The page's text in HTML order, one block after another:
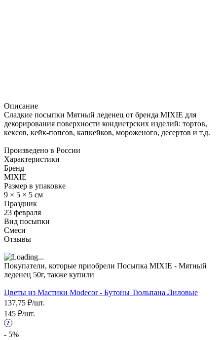
Описание
Сладкие посыпки Мятный леденец от бренда MIXIE для
декорирования поверхности кондиетрских изделий: тортов,
кексов, кейк-попсов, капкейков, мороженого, десертов и т.д.
Произведено в России
Характеристики
Бренд
MIXIE
Размер в упаковке
9 × 5 × 5 см
Праздник
23 февраля
Вид посыпки
Смеси
Отзывы
Покупатели, которые приобрели Посыпка MIXIE - Мятный
леденец 50г, также купили
Цветы из Мастики Modecor - Бутоны Тюльпана Лиловые
137,75 ₽/шт.
145 ₽/шт.
?
- 5%